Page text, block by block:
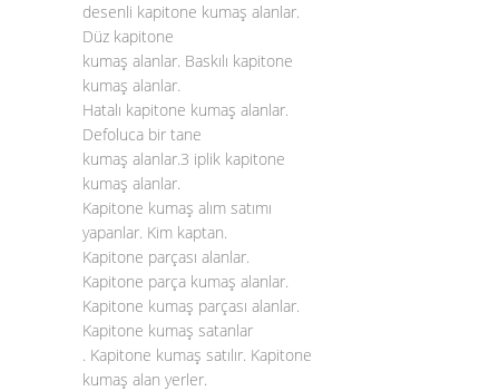
desenli kapitone kumaş alanlar.
Düz kapitone
kumaş alanlar. Baskılı kapitone
kumaş alanlar.
Hatalı kapitone kumaş alanlar.
Defoluca bir tane
kumaş alanlar.3 iplik kapitone
kumaş alanlar.
Kapitone kumaş alım satımı
yapanlar. Kim kaptan.
Kapitone parçası alanlar.
Kapitone parça kumaş alanlar.
Kapitone kumaş parçası alanlar.
Kapitone kumaş satanlar
. Kapitone kumaş satılır. Kapitone
kumaş alan yerler.